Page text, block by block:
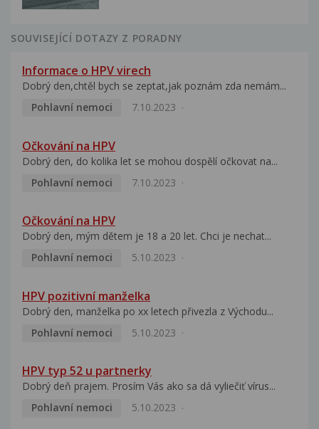
SOUVISEJÍCÍ DOTAZY Z PORADNY
Informace o HPV virech
Dobrý den,chtěl bych se zeptat,jak poznám zda nemám...
Pohlavní nemoci
7.10.2023
Očkování na HPV
Dobrý den, do kolika let se mohou dospělí očkovat na...
Pohlavní nemoci
7.10.2023
Očkování na HPV
Dobrý den, mým dětem je 18 a 20 let. Chci je nechat...
Pohlavní nemoci
5.10.2023
HPV pozitivní manželka
Dobrý den, manželka po xx letech přivezla z Východu...
Pohlavní nemoci
5.10.2023
HPV typ 52 u partnerky
Dobrý deň prajem. Prosím Vás ako sa dá vyliečiť vírus...
Pohlavní nemoci
5.10.2023